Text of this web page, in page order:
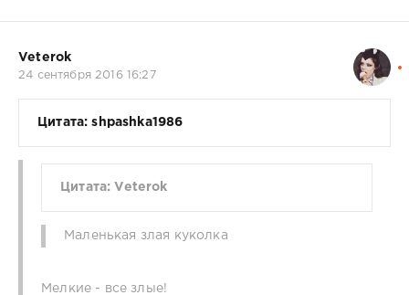
Veterok
24 сентября 2016 16:27
Цитата: shpashka1986
Цитата: Veterok
Маленькая злая куколка
Мелкие - все злые!